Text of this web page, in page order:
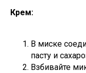
Крем:
В миске
пасту и
Взбивайте